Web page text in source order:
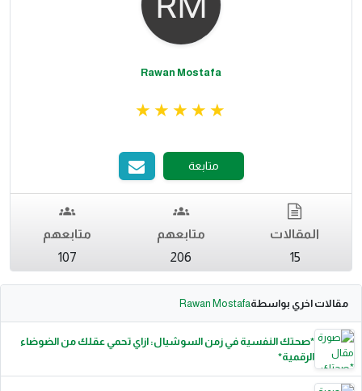
Rawan Mostafa
متابعة
المقالات
15
متابعهم
206
متابعهم
107
مقالات اخري بواسطةRawan Mostafa
*صحتك النفسية في زمن السوشيال: ازاي تحمي عقلك من الضوضاء
الرقمية*